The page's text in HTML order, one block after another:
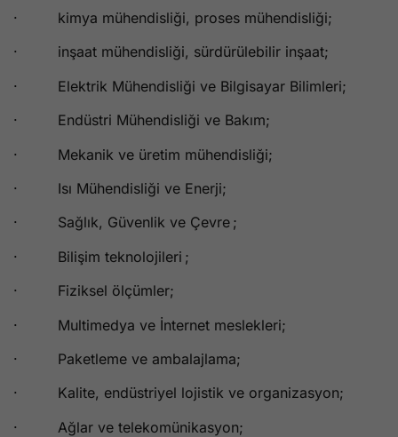
· kimya mühendisliği, proses mühendisliği;
· inşaat mühendisliği, sürdürülebilir inşaat;
· Elektrik Mühendisliği ve Bilgisayar Bilimleri;
· Endüstri Mühendisliği ve Bakım;
· Mekanik ve üretim mühendisliği;
· Isı Mühendisliği ve Enerji;
· Sağlık, Güvenlik ve Çevre ;
· Bilişim teknolojileri ;
· Fiziksel ölçümler;
· Multimedya ve İnternet meslekleri;
· Paketleme ve ambalajlama;
· Kalite, endüstriyel lojistik ve organizasyon;
· Ağlar ve telekomünikasyon;